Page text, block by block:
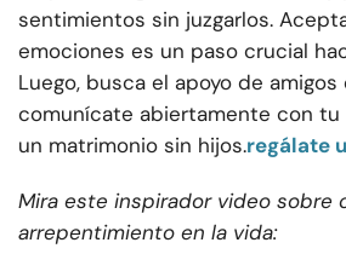
sentimientos sin juzgarlos.
emociones es un paso crucial
Luego, busca el apoyo de
comunícate abiertamente con tu
un matrimonio sin hijos.regálate
Mira este inspirador video sobre
arrepentimiento en la vida: